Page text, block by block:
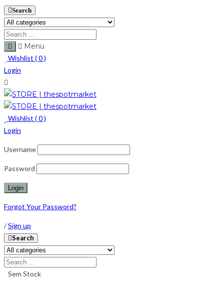
Search
Menu
Wishlist (0)
Login
Wishlist (0)
Login
Username
Password
Forgot Your Password?
/Sign up
Search
Sem Stock